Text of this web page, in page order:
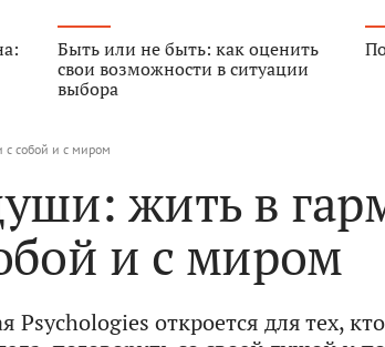
Быть или не быть: как оценить
свои возможности в ситуации
выбора
с собой и с миром
жить в
и с миром
Psychologies откроется для тех,